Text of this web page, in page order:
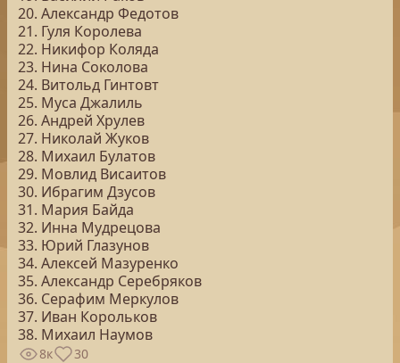
20. Александр Федотов
21. Гуля Королева
22. Никифор Коляда
23. Нина Соколова
24. Витольд Гинтовт
25. Муса Джалиль
26. Андрей Хрулев
27. Николай Жуков
28. Михаил Булатов
29. Мовлид Висаитов
30. Ибрагим Дзусов
31. Мария Байда
32. Инна Мудрецова
33. Юрий Глазунов
34. Алексей Мазуренко
35. Александр Серебряков
36. Серафим Меркулов
37. Иван Корольков
38. Михаил Наумов
8к 30